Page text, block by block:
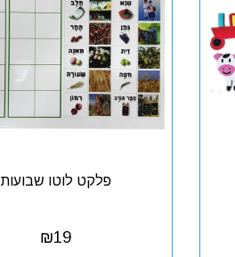
פלקט לוטו שבועות
₪19